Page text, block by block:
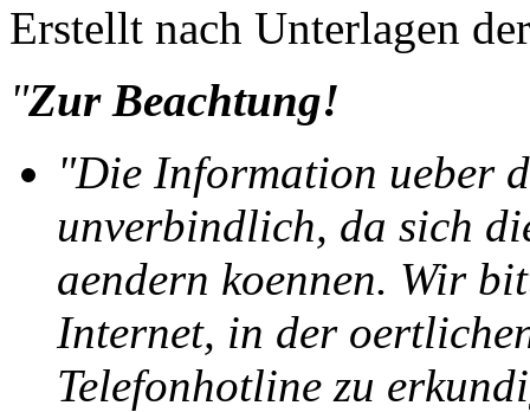
Erstellt nach Unterlagen
"Zur Beachtung!
"Die Information ueber
unverbindlich, da sich
aendern koennen. Wir
Internet, in der
Telefonhotline zu